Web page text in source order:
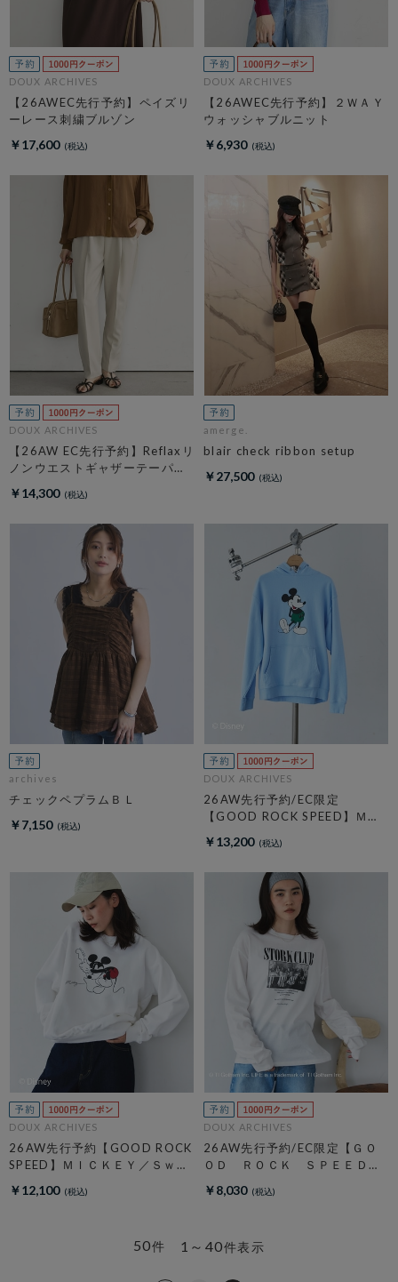
DOUX ARCHIVES
【26AWEC先行予約】ペイズリ
ーレース刺繍ブルゾン
￥17,600
DOUX ARCHIVES
【26AWEC先行予約】２ＷＡＹ
ウォッシャブルニット
￥6,930
DOUX ARCHIVES
【26AW EC先行予約】Reflaxリ
ノンウエストギャザーテーパー
￥14,300
amerge.
blair check ribbon setup
￥27,500
archives
チェックペプラムＢＬ
￥7,150
DOUX ARCHIVES
26AW先行予約/EC限定
【GOOD ROCK SPEED】ＭＩ
￥13,200
DOUX ARCHIVES
26AW先行予約【GOOD ROCK
SPEED】ＭＩＣＫＥＹ／Ｓｗｅ
￥12,100
DOUX ARCHIVES
26AW先行予約/EC限定【ＧＯ
ＯＤ ＲＯＣＫ ＳＰＥＥＤ】
ＥＥ
￥8,030
1～40件表示
50件